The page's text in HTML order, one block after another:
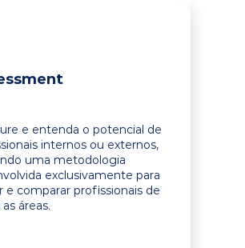
e entenda o potencial de
internos ou externos,
uma metodologia
exclusivamente para
e comparar profissionais de
áreas.